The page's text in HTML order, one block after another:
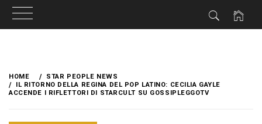
content
HOME
STAR PEOPLE NEWS
IL RITORNO DELLA REGINA DEL POP LATINO: CECILIA GAYLE
ACCENDE I RIFLETTORI DI STARCULT SU GOSSIPLEGGOTV